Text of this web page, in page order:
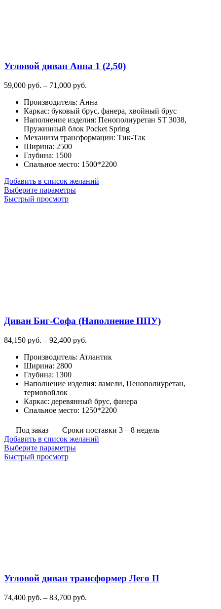
Угловой диван Анна 1 (2,50)
59,000 руб. – 71,000 руб.
59,000
руб.
–
71,000
руб.
Производитель: Анна
Каркас: буковый брус, фанера, хвойный брус
Наполнение изделия: Пенополиуретан ST 3038,
Пружинный блок Pocket Spring
Механизм трансформации: Тик-Так
Ширина: 2500
Глубина: 1500
Спальное место: 1500*2200
Добавить в список желаний
Выберите параметрыЭтот
Быстрый просмотр
Диван Биг-Софа (Наполнение ППУ)
84,150 руб. – 92,400 руб.
84,150
92,400
Производитель: Атлантик
Ширина: 2800
Глубина: 1300
Наполнение изделия: ламели, Пенополиуретан,
термовойлок
Каркас: деревянный брус, фанера
Спальное место: 1250*2200
Под заказ
Сроки поставки 3 – 8 недель
Добавить в список желаний
Выберите параметрыЭтот
Быстрый просмотр
Угловой диван трансформер Лего П
74,400 руб. – 83,700 руб.